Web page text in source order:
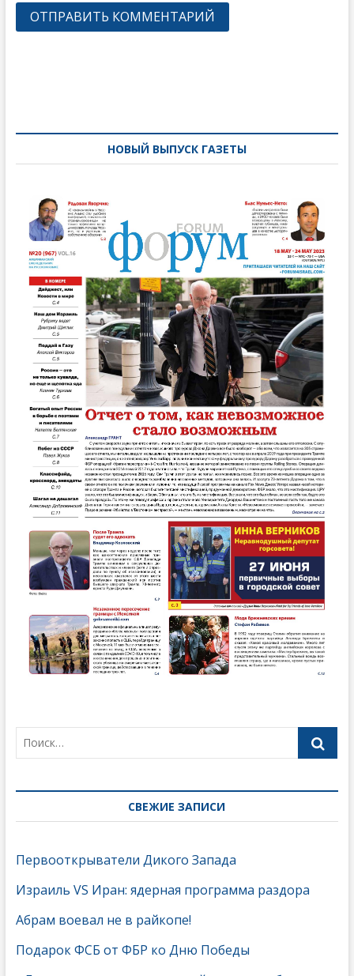
НОВЫЙ ВЫПУСК ГАЗЕТЫ
СВЕЖИЕ ЗАПИСИ
Первооткрыватели Дикого Запада
Израиль VS Иран: ядерная программа раздора
Абрам воевал не в райкопе!
Подарок ФСБ от ФБР ко Дню Победы